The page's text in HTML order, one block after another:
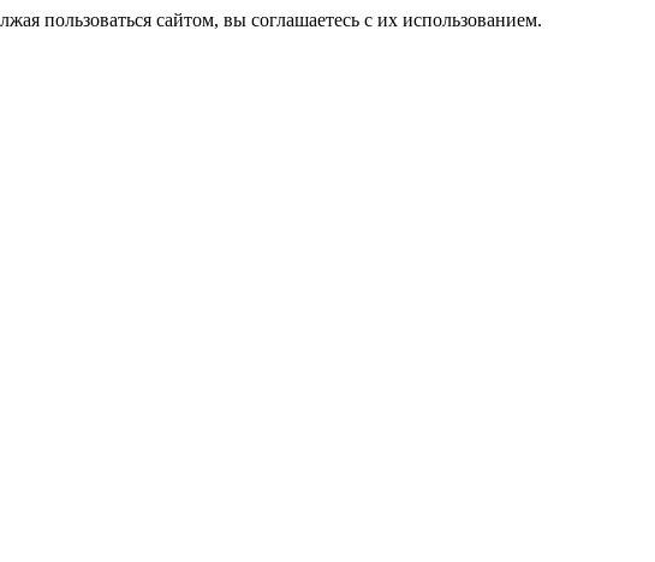
пользоваться сайтом, вы соглашаетесь с их использованием.